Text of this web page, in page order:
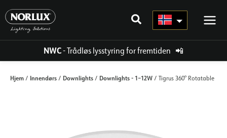
rett
innholdet
NWC- Trådløs lysstyring for fremtiden 📲
Hjem / Innendørs / Downlights / Downlights - 1–12W / Tigrus 360° Rotatable